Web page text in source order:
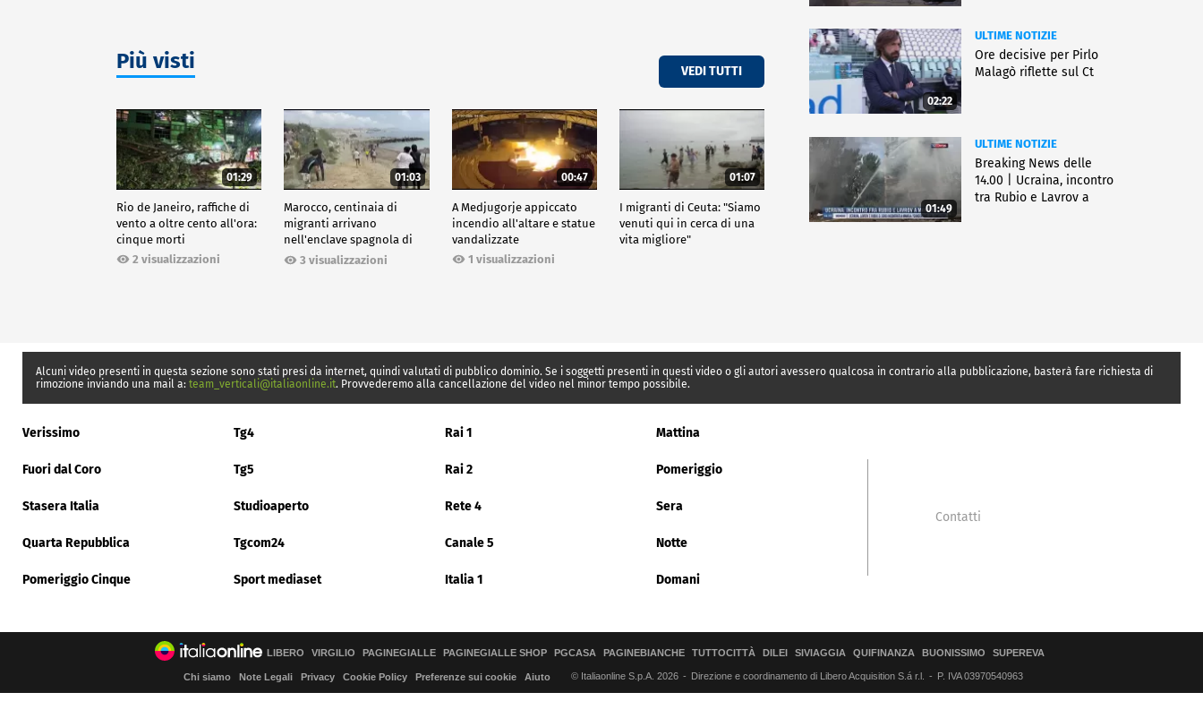
Più visti VEDI TUTTI
01:29
Rio de Janeiro, raffiche di
vento a oltre cento all'ora:
cinque morti
2 visualizzazioni
01:03
Marocco, centinaia di
migranti arrivano
nell'enclave spagnola di
Ceuta3 visualizzazioni
00:47
A Medjugorje appiccato
incendio all'altare e statue
vandalizzate
1 visualizzazioni
01:07
I migranti di Ceuta: "Siamo
venuti qui in cerca di una
vita migliore"
02:22
ULTIME NOTIZIE
Ore decisive per Pirlo
Malagò riflette sul Ct
01:49
ULTIME NOTIZIE
Breaking News delle
14.00 | Ucraina, incontro
tra Rubio e Lavrov a
Alcuni video presenti in questa sezione sono stati presi da internet, quindi valutati di pubblico dominio. Se i soggetti presenti in questi video o gli autori avessero qualcosa in contrario alla pubblicazione, basterà fare richiesta di
rimozione inviando una mail a: team_verticali@italiaonline.it. Provvederemo alla cancellazione del video nel minor tempo possibile.
Verissimo Tg4 Rai 1 Mattina
Fuori dal Coro Tg5 Rai 2 Pomeriggio
Stasera Italia Studioaperto Rete 4 Sera
Quarta Repubblica Tgcom24 Canale 5 Notte
Pomeriggio Cinque Sport mediaset Italia 1 Domani
Contatti
LIBERO VIRGILIO PAGINEGIALLE PAGINEGIALLE SHOP PGCASA PAGINEBIANCHE TUTTOCITTÀ DILEI SIVIAGGIA QUIFINANZA BUONISSIMO SUPEREVA
Chi siamo Note Legali Privacy Cookie Policy Preferenze sui cookie Aiuto © Italiaonline S.p.A. 2026 Direzione e coordinamento di Libero Acquisition S.á r.l. P. IVA 03970540963